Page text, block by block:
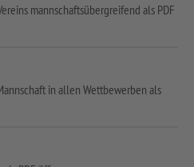
mannschaftsübergreifend als PDF
in allen Wettbewerben als